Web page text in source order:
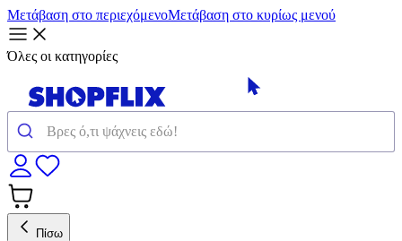
Μετάβαση στο περιεχόμενοΜετάβαση στο κυρίως μενού
Όλες οι κατηγορίες
Πίσω